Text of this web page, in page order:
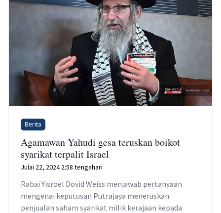
Berita
Agamawan Yahudi gesa teruskan boikot
syarikat terpalit Israel
Julai 22, 2024 2:58 tengahari
Rabai Yisroel Dovid Weiss menjawab pertanyaan
mengenai keputusan Putrajaya meneruskan
penjualan saham syarikat milik kerajaan kepada